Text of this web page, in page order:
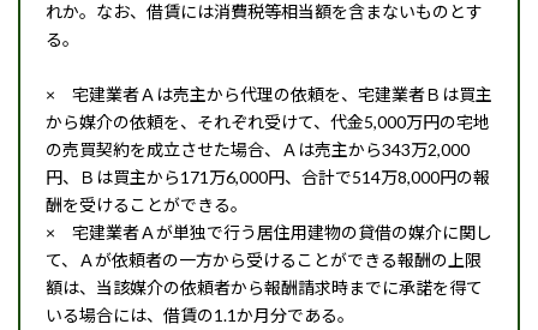
れか。なお、借賃には消費税等相当額を含まないものとす
る。
× 宅建業者Ａは売主から代理の依頼を、宅建業者Ｂは買主
から媒介の依頼を、それぞれ受けて、代金5,000万円の宅地
の売買契約を成立させた場合、Ａは売主から343万2,000
円、Ｂは買主から171万6,000円、合計で514万8,000円の報
酬を受けることができる。
× 宅建業者Ａが単独で行う居住用建物の貸借の媒介に関し
て、Ａが依頼者の一方から受けることができる報酬の上限
額は、当該媒介の依頼者から報酬請求時までに承諾を得て
いる場合には、借賃の1.1か月分である。